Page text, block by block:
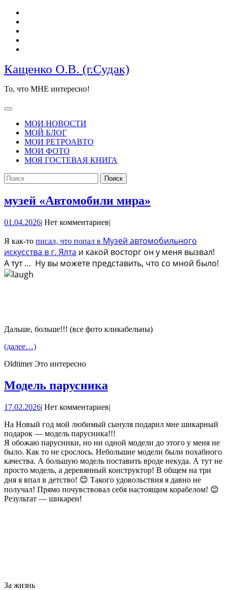
Перейти
содержимому
Кащенко О.В. (г.Судак)
То, что МНЕ интересно!
Кнопка
ОткрытьМОИ НОВОСТИ
МОЙ БЛОГ
МОИ РЕТРОАВТО
МОИ ФОТО
МОЯ ГОСТЕВАЯ КНИГА
КНОПКА
ЗАКРЫТЬ
Найти:
музей «Автомобили мира»
01.04.202601.04.2026
| Нет комментариев|
Я как-то писал, что попал в Музей автомобильного
искусства в г. Ялта и какой восторг он у меня вызвал!
А тут … Ну вы можете представить, что со мной было!
Дальше, больше!!! (все фото кликабельны)
(далее…)
Oldtimer Это интересно
Модель парусника
17.02.202617.02.2026
| Нет комментариев|
На Новый год мой любимый сынуля подарил мне шикарный
подарок — модель парусника!!!
Я обожаю парусники, но ни одной модели до этого у меня не
было. Как то не срослось. Небольшие модели были похабного
качества. А большую модель поставить вроде некуда. А тут не
просто модель, а деревянный конструктор! В общем на три
дня я впал в детство! 😊 Такого удовольствия я давно не
получал! Прямо почувствовал себя настоящим корабелом! 😊
Результат — шикарен!
За жизнь